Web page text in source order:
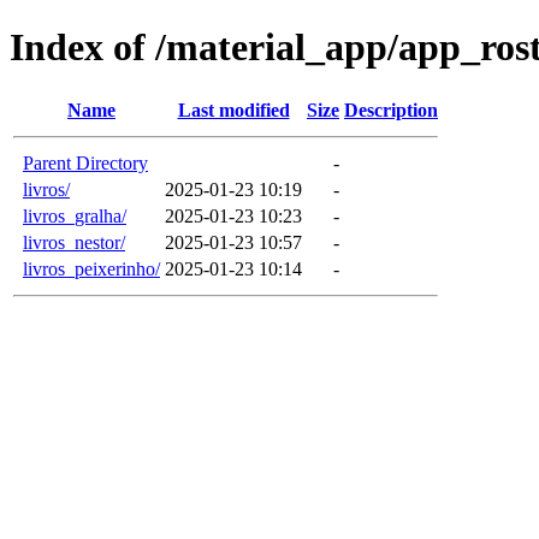
Index of /material_app/
Name Last modified Size Description
Parent Directory
-
livros/
2025-01-23 10:19
-
livros_gralha/
2025-01-23 10:23
-
livros_nestor/
2025-01-23 10:57
-
livros_peixerinho/ 2025-01-23 10:14 -